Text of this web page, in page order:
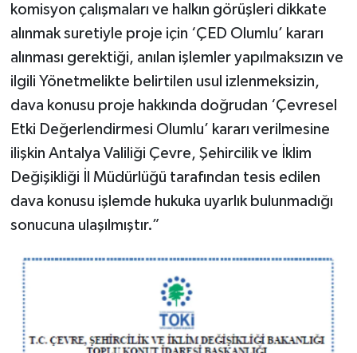
komisyon çalışmaları ve halkın görüşleri dikkate
alınmak suretiyle proje için ‘ÇED Olumlu’ kararı
alınması gerektiği, anılan işlemler yapılmaksızın ve
ilgili Yönetmelikte belirtilen usul izlenmeksizin,
dava konusu proje hakkında doğrudan ‘Çevresel
Etki Değerlendirmesi Olumlu’ kararı verilmesine
ilişkin Antalya Valiliği Çevre, Şehircilik ve İklim
Değişikliği İl Müdürlüğü tarafından tesis edilen
dava konusu işlemde hukuka uyarlık bulunmadığı
sonucuna ulaşılmıştır.”